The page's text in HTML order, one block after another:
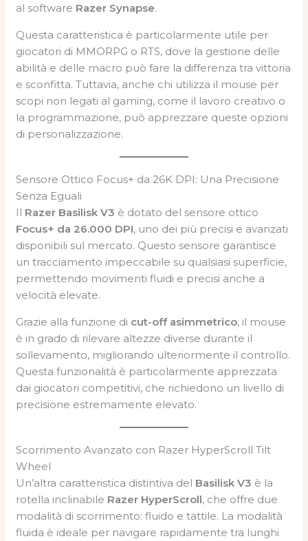
al software Razer Synapse.
Questa caratteristica è particolarmente utile per
giocatori di MMORPG o RTS, dove la gestione delle
abilità e delle macro può fare la differenza tra vittoria
e sconfitta. Tuttavia, anche chi utilizza il mouse per
scopi non legati al gaming, come il lavoro creativo o
la programmazione, può apprezzare queste opzioni
di personalizzazione.
Sensore Ottico Focus+ da 26K DPI: Una Precisione
Senza Eguali
Il Razer Basilisk V3 è dotato del sensore ottico
Focus+ da 26.000 DPI, uno dei più precisi e avanzati
disponibili sul mercato. Questo sensore garantisce
un tracciamento impeccabile su qualsiasi superficie,
permettendo movimenti fluidi e precisi anche a
velocità elevate.
Grazie alla funzione di cut-off asimmetrico, il mouse
è in grado di rilevare altezze diverse durante il
sollevamento, migliorando ulteriormente il controllo.
Questa funzionalità è particolarmente apprezzata
dai giocatori competitivi, che richiedono un livello di
precisione estremamente elevato.
Scorrimento Avanzato con Razer HyperScroll Tilt
Wheel
Un’altra caratteristica distintiva del Basilisk V3 è la
rotella inclinabile Razer HyperScroll, che offre due
modalità di scorrimento: fluido e tattile. La modalità
fluida è ideale per navigare rapidamente tra lunghi